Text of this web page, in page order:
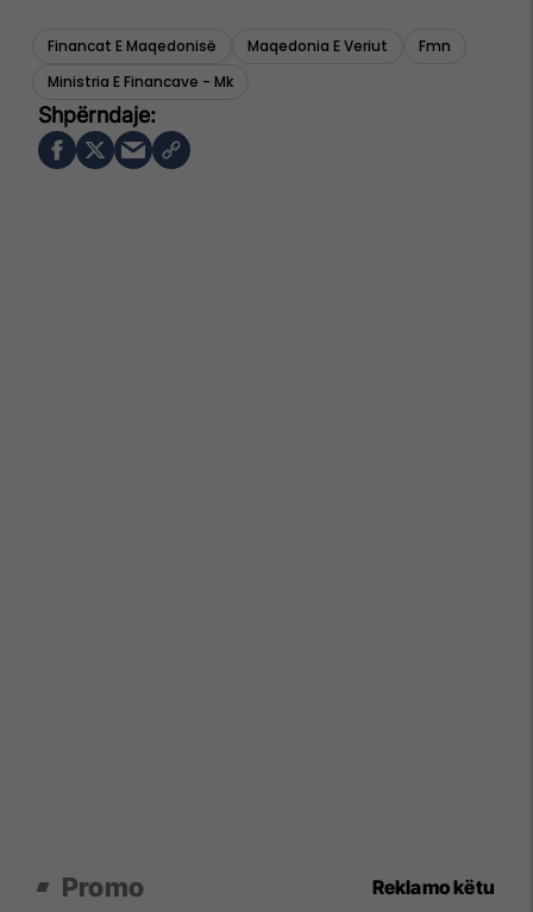
Financat E Maqedonisë Maqedonia E Veriut
Fmn
Ministria E Financave - Mk
Promo Reklamo këtu